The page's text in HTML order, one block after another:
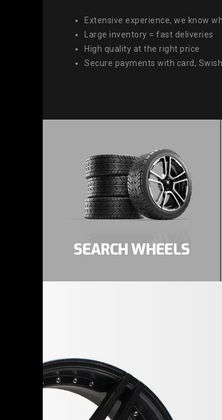
Extensive experience, we know
Large inventory = fast deliveries
High quality at the right price
Secure payments with card,
SEARCH WHEELS